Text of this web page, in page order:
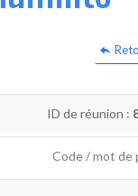
ID de réunion :
Code / mot de